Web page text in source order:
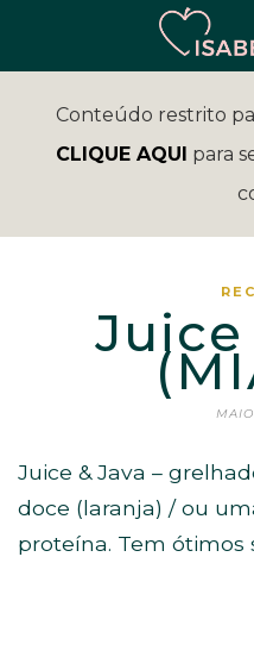
Conteúdo restrito
CLIQUE AQUI para
Juice
Juice & Java –
doce (laranja) / ou
proteína. Tem ótimos